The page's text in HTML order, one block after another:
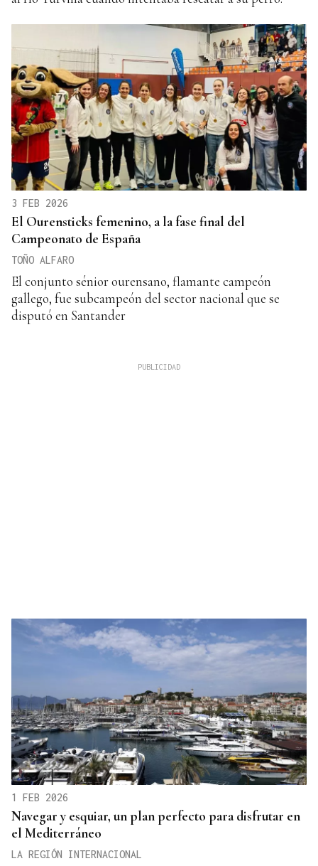
3 FEB 2026
El Ourensticks femenino, a la fase final del
Campeonato de España
TOÑO ALFARO
El conjunto sénior ourensano, flamante campeón
gallego, fue subcampeón del sector nacional que se
disputó en Santander
1 FEB 2026
Navegar y esquiar, un plan perfecto para disfrutar en
el Mediterráneo
LA REGIÓN INTERNACIONAL